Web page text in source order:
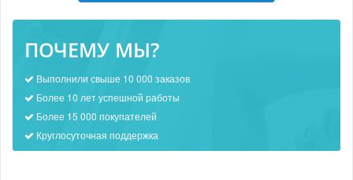
ПОЧЕМУ МЫ?
Выполнили свыше 10 000 заказов
Более 10 лет успешной работы
Более 15 000 покупателей
Круглосуточная поддержка